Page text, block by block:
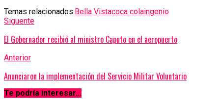
Temas relacionados: Bella Vistacoca colaingenio
Siguente
El Gobernador recibió al ministro Caputo en el aeropuerto
Anterior
Anunciaron la implementación del Servicio Militar Voluntario
Te podría interesar...